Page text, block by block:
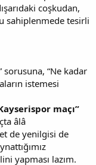
coşkudan,
sahiplenmede tesirli
sorusuna, “Ne kadar
istemesi
maçı”
âlâ
de yenilgisi de
yapması lazım.